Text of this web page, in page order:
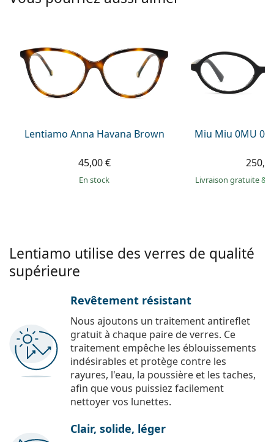
Marc Jacobs
Persol
Prada
Toutes les marques
02 446 01 11
Lentiamo Anna Havana Brown
45,00 €
en stock
Miu Miu 0MU
Livraison gratuite&
Lentiamo utilise des verres de qualité
supérieure
Revêtement résistant
Nous ajoutons un traitement antireflet
gratuit à chaque paire de verres. Ce
traitement empêche les éblouissements
indésirables et protège contre les
rayures, l'eau, la poussière et les taches,
afin que vous puissiez facilement
nettoyer vos lunettes.
Clair, solide, léger